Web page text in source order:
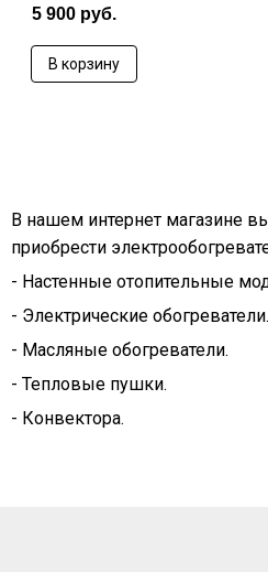
5 900 руб.
В корзину
В нашем интернет магазине
приобрести
- Настенные отопительные
- Электрические обогреватели.
- Масляные обогреватели.
- Тепловые пушки.
- Конвектора.